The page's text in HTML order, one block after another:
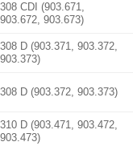
308 CDI (903.671,
903.672, 903.673)
308 D (903.371, 903.372,
903.373)
308 D (903.372, 903.373)
310 D (903.471, 903.472,
903.473)